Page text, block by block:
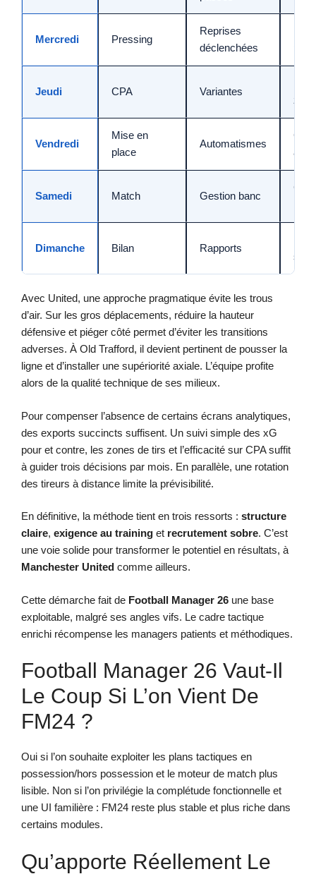
Mercredi Pressing
Reprises
déclenchées
Jeudi CPA Variantes
Vendredi
Mise en
place
Automatismes
Samedi Match Gestion banc
Dimanche Bilan Rapports
Avec United, une approche pragmatique évite les trous
d’air. Sur les gros déplacements, réduire la hauteur
défensive et piéger côté permet d’éviter les transitions
adverses. À Old Trafford, il devient pertinent de pousser la
ligne et d’installer une supériorité axiale. L’équipe profite
alors de la qualité technique de ses milieux.
Pour compenser l’absence de certains écrans analytiques,
des exports succincts suffisent. Un suivi simple des xG
pour et contre, les zones de tirs et l’efficacité sur CPA suffit
à guider trois décisions par mois. En parallèle, une rotation
des tireurs à distance limite la prévisibilité.
En définitive, la méthode tient en trois ressorts : structure
claire, exigence au training et recrutement sobre. C’est
une voie solide pour transformer le potentiel en résultats, à
Manchester United comme ailleurs.
Cette démarche fait de Football Manager 26 une base
exploitable, malgré ses angles vifs. Le cadre tactique
enrichi récompense les managers patients et méthodiques.
Football Manager 26 Vaut-Il
Le Coup Si L’on Vient De
FM24 ?
Oui si l’on souhaite exploiter les plans tactiques en
possession/hors possession et le moteur de match plus
lisible. Non si l’on privilégie la complétude fonctionnelle et
une UI familière : FM24 reste plus stable et plus riche dans
certains modules.
Qu’apporte Réellement Le